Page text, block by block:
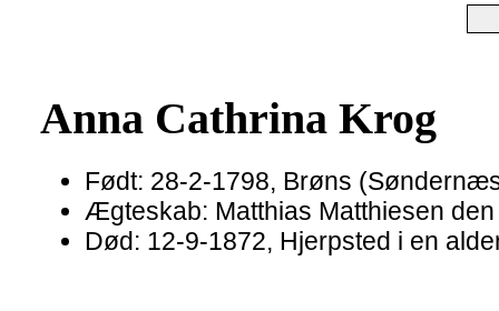
Anna Cathrina Krog
Født: 28-2-1798, Brøns
Ægteskab: Matthias Matthiesen
Død: 12-9-1872, Hjerpsted i en